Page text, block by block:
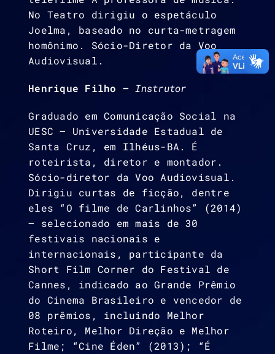
No Teatro dirigiu o espetáculo
Joelma, baseado no curta-metragem
homônimo. Sócio-Diretor da Voo
Audiovisual.
Henrique Filho –Instrutor
Graduado em Comunicação Social na
UESC – Universidade Estadual de
Santa Cruz, em Ilhéus-BA. É
roteirista, diretor e montador.
Sócio-diretor da Voo Audiovisual.
Dirigiu curtas de ficção, dentre
eles “O filme de Carlinhos” (2014)
– selecionado em mais de 30
festivais nacionais e
internacionais, participante da
Short Film Corner do Festival de
Cannes, indicado ao Grande Prêmio
do Cinema Brasileiro e vencedor de
08 prêmios, incluindo Melhor
Roteiro, Melhor Direção e Melhor
Filme; “Cine Éden” (2013); “É